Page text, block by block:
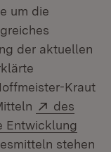
um die
der aktuellen
Kraut
Extern:
des
Entwicklung
stehen